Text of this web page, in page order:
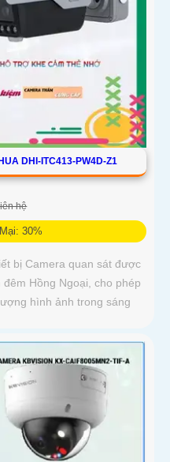
DHI-ITC413-PW4D-Z1
hệ
30%
bị Camera quan sát được
Hồng Ngoại, cho phép
hình ảnh trong sáng